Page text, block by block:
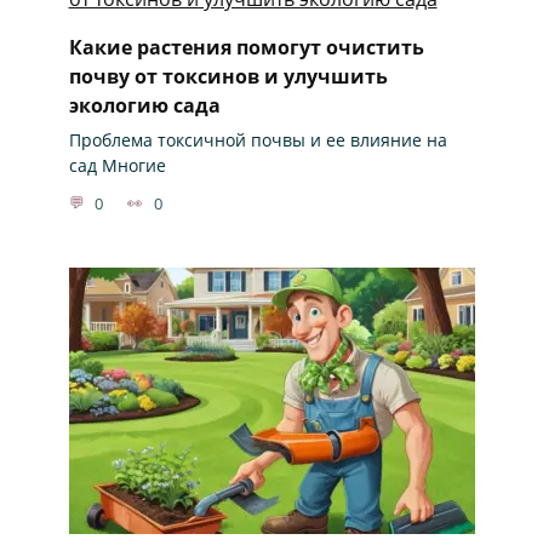
Какие растения помогут очистить
почву от токсинов и улучшить
экологию сада
Проблема токсичной почвы и ее влияние на
сад Многие
0 0